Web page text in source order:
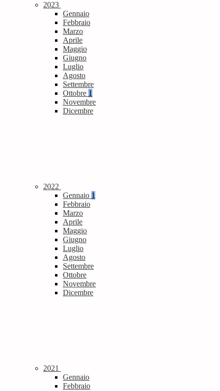
2023
Gennaio
Febbraio
Marzo
Aprile
Maggio
Giugno
Luglio
Agosto
Settembre
Ottobre 1
Novembre
Dicembre
2022
Gennaio 1
Febbraio
Marzo
Aprile
Maggio
Giugno
Luglio
Agosto
Settembre
Ottobre
Novembre
Dicembre
2021
Gennaio
Febbraio